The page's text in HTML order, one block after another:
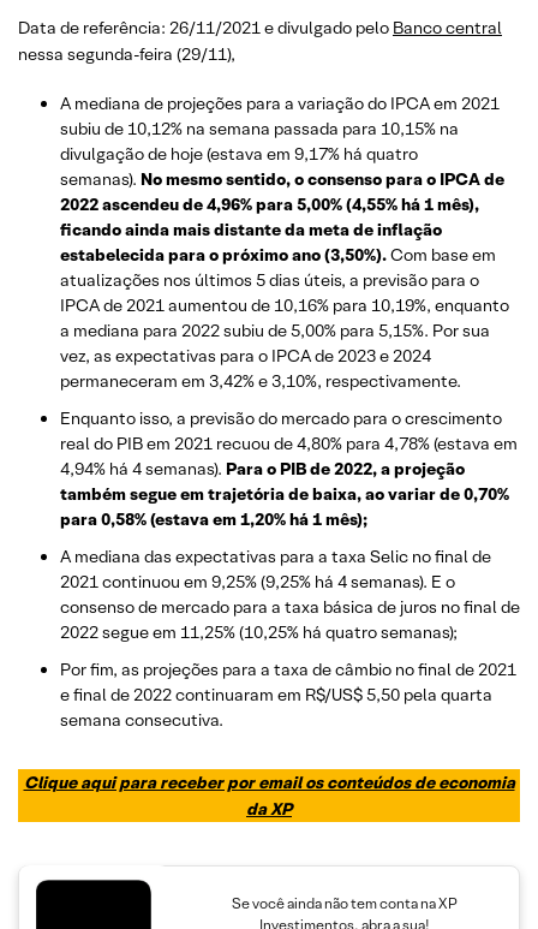
Data de referência: 26/11/2021 e divulgado pelo Banco central
nessa segunda-feira (29/11),
A mediana de projeções para a variação do IPCA em 2021
subiu de 10,12% na semana passada para 10,15% na
divulgação de hoje (estava em 9,17% há quatro
semanas). No mesmo sentido, o consenso para o IPCA de
2022 ascendeu de 4,96% para 5,00% (4,55% há 1 mês),
ficando ainda mais distante da meta de inflação
estabelecida para o próximo ano (3,50%).Com base em
atualizações nos últimos 5 dias úteis, a previsão para o
IPCA de 2021 aumentou de 10,16% para 10,19%, enquanto
a mediana para 2022 subiu de 5,00% para 5,15%. Por sua
vez, as expectativas para o IPCA de 2023 e 2024
permaneceram em 3,42% e 3,10%, respectivamente.
Enquanto isso, a previsão do mercado para o crescimento
real do PIB em 2021 recuou de 4,80% para 4,78% (estava em
4,94% há 4 semanas). Para o PIB de 2022, a projeção
também segue em trajetória de baixa, ao variar de 0,70%
para 0,58% (estava em 1,20% há 1 mês);
A mediana das expectativas para a taxa Selic no final de
2021 continuou em 9,25% (9,25% há 4 semanas). E o
consenso de mercado para a taxa básica de juros no final de
2022 segue em 11,25% (10,25% há quatro semanas);
Por fim, as projeções para a taxa de câmbio no final de 2021
e final de 2022 continuaram em R$/US$ 5,50 pela quarta
semana consecutiva.
Clique aqui para receber por email os conteúdos de economia
da XP
Se você ainda não tem conta na XP
Investimentos, abra a sua!